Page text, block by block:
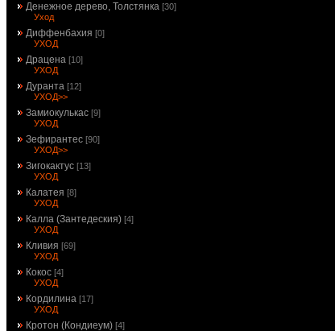
Денежное дерево, Толстянка [30]
Уход
Диффенбахия [0]
УХОД
Драцена [10]
УХОД
Дуранта [12]
УХОД>>
Замиокулькас [9]
УХОД
Зефирантес [90]
УХОД>>
Зигокактус [13]
УХОД
Калатея [8]
УХОД
Калла (Зантедеския) [4]
УХОД
Кливия [69]
УХОД
Кокос [4]
УХОД
Кордилина [17]
УХОД
Кротон (Кондиеум) [4]